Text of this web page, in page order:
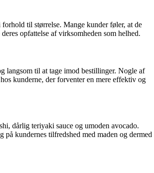
til størrelse. Mange kunder føler, at de
opfattelse af virksomheden som helhed.
langsom til at tage imod bestillinger. Nogle af
kunderne, der forventer en mere effektiv og
dårlig teriyaki sauce og umoden avocado.
kundernes tilfredshed med maden og dermed